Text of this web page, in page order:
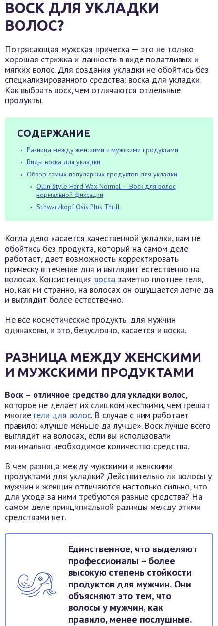
ВОСК ДЛЯ УКЛАДКИ
ВОЛОС?
Потрясающая мужская прическа — это не только
хорошая стрижка и данность в виде податливых и
мягких волос. Для создания укладки не обойтись без
специализированного средства: воска для укладки.
Как выбрать воск, чем отличаются отдельные
продукты.
СОДЕРЖАНИЕ
Разница между женскими и мужскими продуктами
Виды воска для укладки
Обзор самых популярных продуктов для укладки
Ollin Style Hard Wax Normal — Воск для волос
нормальной фиксации
Schwarzkopf Osis Plus Thrill
Когда дело касается качественной укладки, вам не
обойтись без продукта, который на самом деле
работает, дает возможность корректировать
прическу в течение дня и выглядит естественно на
волосах. Консистенция воска заметно плотнее геля,
но, как ни странно, на волосах он ощущается легче да
и выглядит более естественно.
Не все косметические продукты для мужчин
одинаковы, и это, безусловно, касается и воска.
РАЗНИЦА МЕЖДУ ЖЕНСКИМИ
И МУЖСКИМИ ПРОДУКТАМИ
Воск – отличное средство для укладки волос,
которое не делает их слишком жесткими, чем грешат
многие гели для волос. В случае с ним работает
правило: «лучше меньше да лучше». Воск лучше всего
выглядит на волосах, если вы использовали
минимально необходимое количество средства.
В чем разница между мужскими и женскими
продуктами для укладки? Действительно ли волосы у
мужчин и женщин отличаются настолько сильно, что
для ухода за ними требуются разные средства? На
самом деле принципиальной разницы между этими
средствами нет.
Единственное, что выделяют
профессионалы – более
высокую степень стойкости
продуктов для мужчин. Они
объясняют это тем, что
волосы у мужчин, как
правило, менее послушные.